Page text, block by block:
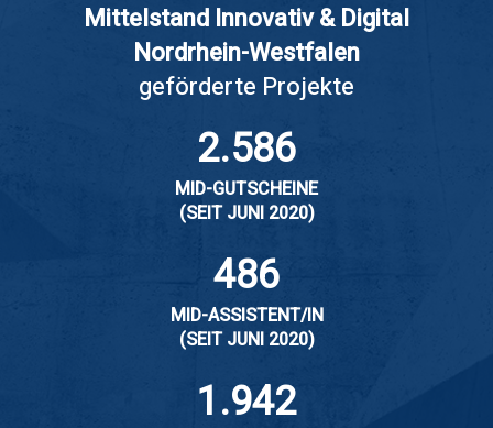
Mittelstand Innovativ & Digital
Nordrhein-Westfalen
geförderte Projekte
2.586
MID-GUTSCHEINE
(SEIT JUNI 2020)
486
MID-ASSISTENT/IN
(SEIT JUNI 2020)
1.942